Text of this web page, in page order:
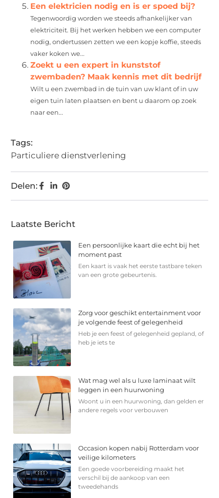
Een elektricien nodig en is er spoed bij?
Tegenwoordig worden we steeds afhankelijker van
elektriciteit. Bij het werken hebben we een computer
nodig, ondertussen zetten we een kopje koffie, steeds
vaker koken we...
Zoekt u een expert in kunststof
zwembaden? Maak kennis met dit bedrijf
Wilt u een zwembad in de tuin van uw klant of in uw
eigen tuin laten plaatsen en bent u daarom op zoek
naar een...
Tags:
Particuliere dienstverlening
Delen:
Laatste Bericht
Een persoonlijke kaart die echt bij het
moment past
Een kaart is vaak het eerste tastbare teken
van een grote gebeurtenis.
Zorg voor geschikt entertainment voor
je volgende feest of gelegenheid
Heb je een feest of gelegenheid gepland, of
heb je iets te
Wat mag wel als u luxe laminaat wilt
leggen in een huurwoning
Woont u in een huurwoning, dan gelden er
andere regels voor verbouwen
Occasion kopen nabij Rotterdam voor
veilige kilometers
Een goede voorbereiding maakt het
verschil bij de aankoop van een
tweedehands